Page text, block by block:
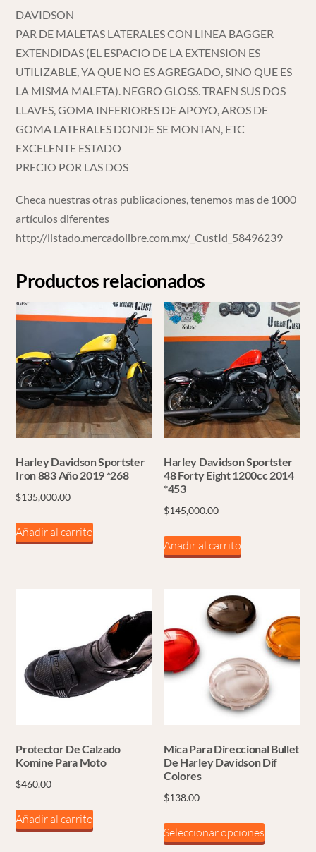
DAVIDSON
PAR DE MALETAS LATERALES CON LINEA BAGGER
EXTENDIDAS (EL ESPACIO DE LA EXTENSION ES
UTILIZABLE, YA QUE NO ES AGREGADO, SINO QUE ES
LA MISMA MALETA). NEGRO GLOSS. TRAEN SUS DOS
LLAVES, GOMA INFERIORES DE APOYO, AROS DE
GOMA LATERALES DONDE SE MONTAN, ETC
EXCELENTE ESTADO
PRECIO POR LAS DOS
Checa nuestras otras publicaciones, tenemos mas de 1000
artículos diferentes
http://listado.mercadolibre.com.mx/_CustId_58496239
Productos relacionados
Harley Davidson Sportster
Iron 883 Año 2019 *268
$135,000.00
Añadir al carrito
Harley Davidson Sportster
48 Forty Eight 1200cc 2014
*453
$145,000.00
Añadir al carrito
Protector De Calzado
Komine Para Moto
$460.00
Añadir al carrito
Mica Para Direccional Bullet
De Harley Davidson Dif
Colores
$138.00
Seleccionar opciones
Este
producto